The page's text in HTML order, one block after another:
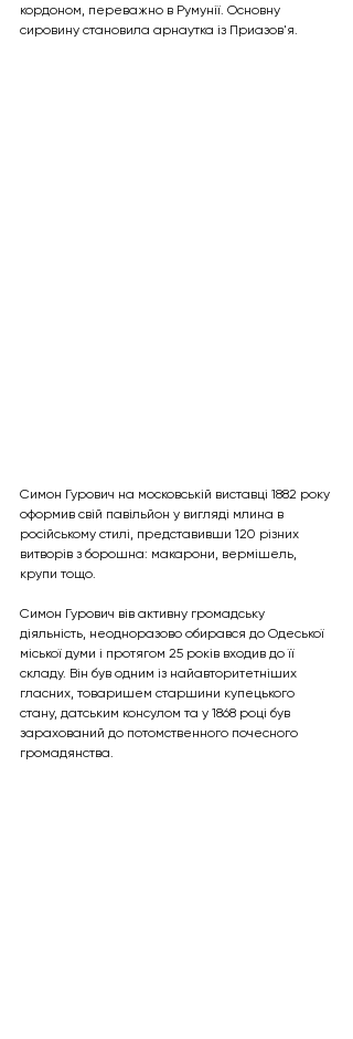
кордоном, переважно в Румунії. Основну
сировину становила арнаутка із Приазов'я.
Симон Гурович на московській виставці 1882 року
оформив свій павільйон у вигляді млина в
російському стилі, представивши 120 різних
витворів з борошна: макарони, вермішель,
крупи тощо.
Симон Гурович вів активну громадську
діяльність, неодноразово обирався до Одеської
міської думи і протягом 25 років входив до її
складу. Він був одним із найавторитетніших
гласних, товаришем старшини купецького
стану, датським консулом та у 1868 році був
зарахований до потомственного почесного
громадянства.